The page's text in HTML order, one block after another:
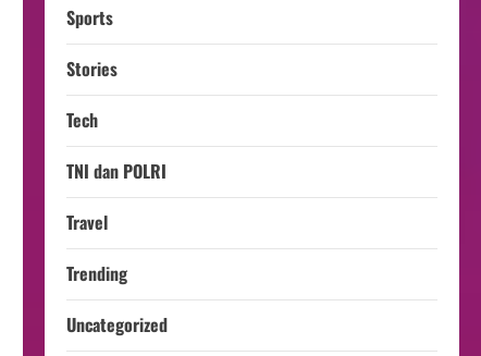
Sports
Stories
Tech
TNI dan POLRI
Travel
Trending
Uncategorized